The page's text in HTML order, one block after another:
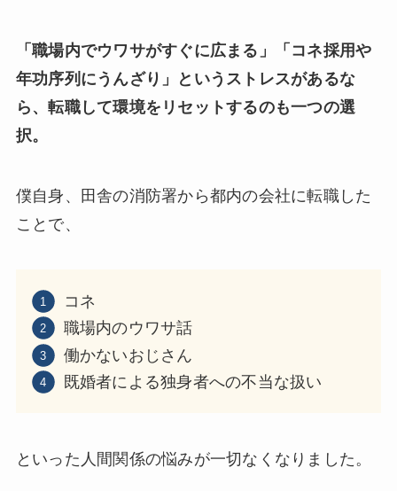
「職場内でウワサがすぐに広まる」「コネ採用や
年功序列にうんざり」というストレスがあるな
ら、転職して環境をリセットするのも一つの選
択。
僕自身、田舎の消防署から都内の会社に転職した
ことで、
コネ
職場内のウワサ話
働かないおじさん
既婚者による独身者への不当な扱い
といった人間関係の悩みが一切なくなりました。